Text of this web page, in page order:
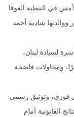
في النبطية الفوقا
ووالدتها شادية أحمد
لسيادة لبنان،
ومحاولات فاضحة
فوري، وتوثيق رسمي
القانونية أمام